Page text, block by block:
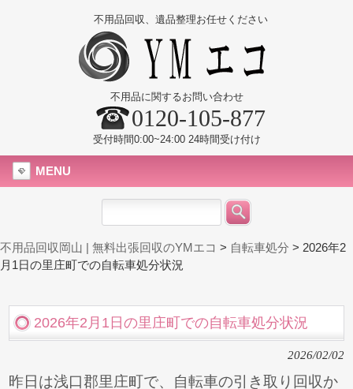
不用品回収、遺品整理お任せください
不用品に関するお問い合わせ
0120-105-877
受付時間0:00~24:00 24時間受け付け
MENU
不用品回収岡山 | 無料出張回収のYMエコ > 自転車処分 > 2026年2
月1日の里庄町での自転車処分状況
2026年2月1日の里庄町での自転車処分状況
2026/02/02
昨日は浅口郡里庄町で、自転車の引き取り回収か